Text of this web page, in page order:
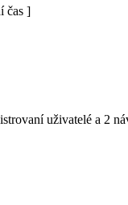
čas ]
uživatelé a 2